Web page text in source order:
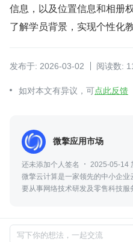
信息，以及位置信息和相册
了解学员背景，实现个性化教
发布于: 2026-03-02 阅读数:
如对本文有异议，可点此反馈
微擎应用市场
还未添加个人签名
2025-05-14
微擎云计算是一家领先的中小企
要从事网络技术研发及零售科技服
写下你的想法，一起交流